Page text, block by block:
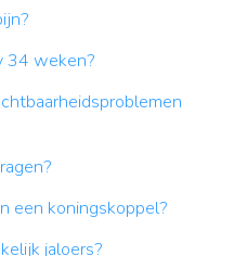
34 weken?
een koningskoppel?
jaloers?